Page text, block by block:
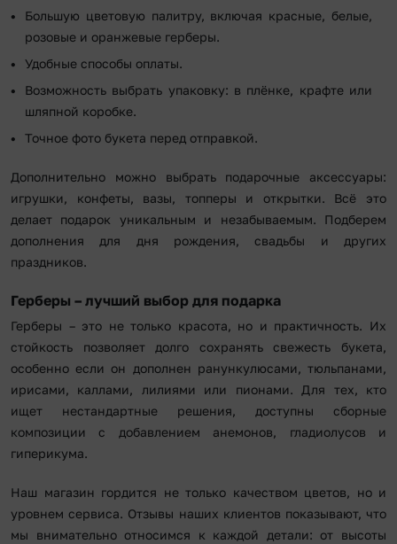
Большую цветовую палитру, включая красные, белые,
розовые и оранжевые герберы.
Удобные способы оплаты.
Возможность выбрать упаковку: в плёнке, крафте или
шляпной коробке.
Точное фото букета перед отправкой.
Дополнительно можно выбрать подарочные аксессуары:
игрушки, конфеты, вазы, топперы и открытки. Всё это
делает подарок уникальным и незабываемым. Подберем
дополнения для дня рождения, свадьбы и других
праздников.
Герберы – лучший выбор для подарка
Герберы – это не только красота, но и практичность. Их
стойкость позволяет долго сохранять свежесть букета,
особенно если он дополнен ранункулюсами, тюльпанами,
ирисами, каллами, лилиями или пионами. Для тех, кто
ищет нестандартные решения, доступны сборные
композиции с добавлением анемонов, гладиолусов и
гиперикума.
Наш магазин гордится не только качеством цветов, но и
уровнем сервиса. Отзывы наших клиентов показывают, что
мы внимательно относимся к каждой детали: от высоты